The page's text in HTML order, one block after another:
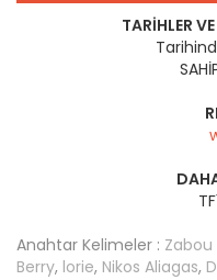
TARIHLER
Anahtar Kelimeler :
Berry, lorie, Nikos Aliagas,